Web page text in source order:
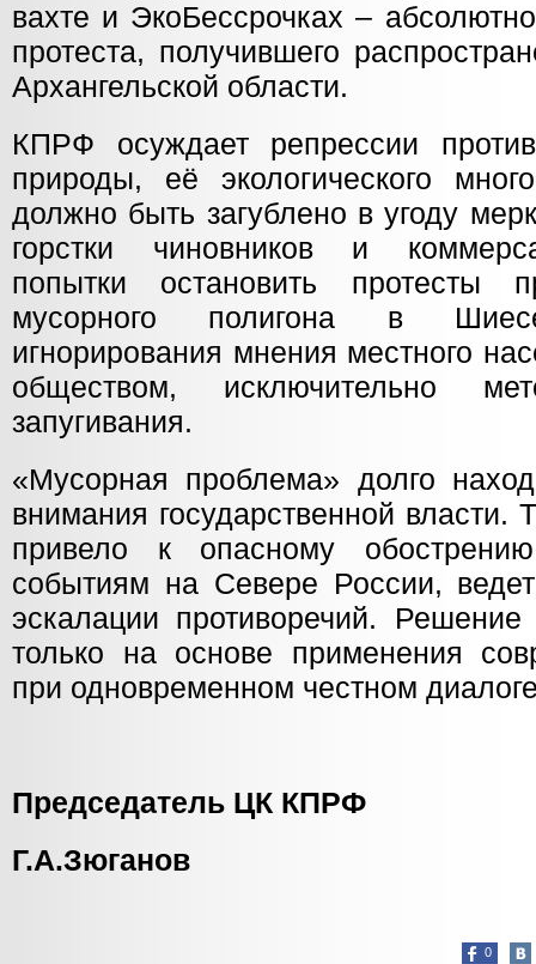
вахте и ЭкоБессрочках –
протеста, получившего
Архангельской области.
КПРФ осуждает репрессии
природы, её экологического
должно быть загублено в угоду
горстки чиновников и
попытки остановить протесты
мусорного полигона в
игнорирования мнения местного
обществом, исключительно
запугивания.
«Мусорная проблема» долго
внимания государственной власти.
привело к опасному
событиям на Севере России,
эскалации противоречий.
только на основе применения
при одновременном честном
Председатель ЦК КПРФ
Г.А.Зюганов
0